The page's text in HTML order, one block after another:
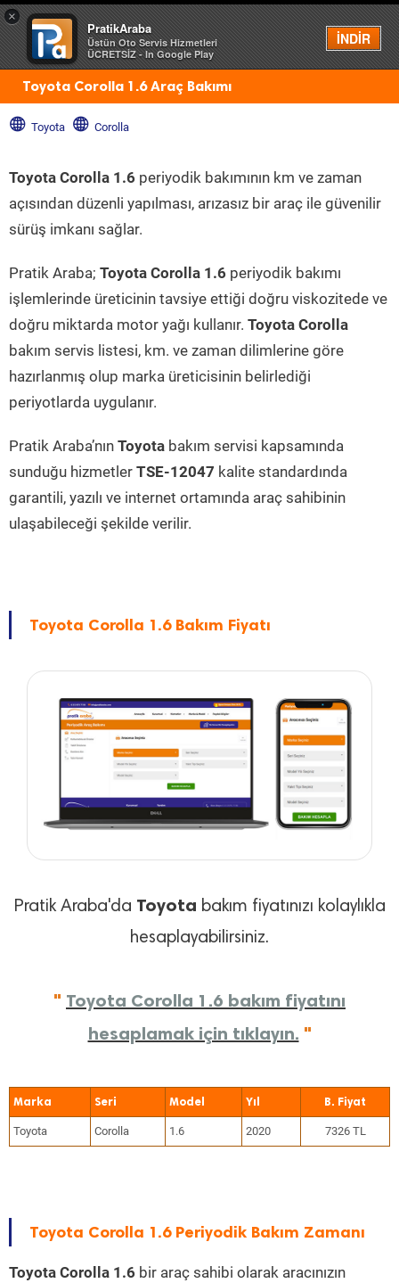
×
PratikAraba
Üstün Oto Servis Hizmetleri
ÜCRETSİZ - In Google Play
İNDİR
Menü
Toyota Corolla 1.6 Araç Bakımı
Toyota Corolla
Toyota Corolla 1.6 periyodik bakımının km ve zaman
açısından düzenli yapılması, arızasız bir araç ile güvenilir
sürüş imkanı sağlar.
Pratik Araba; Toyota Corolla 1.6 periyodik bakımı
işlemlerinde üreticinin tavsiye ettiği doğru viskozitede ve
doğru miktarda motor yağı kullanır. Toyota Corolla
bakım servis listesi, km. ve zaman dilimlerine göre
hazırlanmış olup marka üreticisinin belirlediği
periyotlarda uygulanır.
Pratik Araba’nın Toyota bakım servisi kapsamında
sunduğu hizmetler TSE-12047 kalite standardında
garantili, yazılı ve internet ortamında araç sahibinin
ulaşabileceği şekilde verilir.
Toyota Corolla 1.6 Bakım Fiyatı
Pratik Araba'da Toyota bakım fiyatınızı kolaylıkla
hesaplayabilirsiniz.
" Toyota Corolla 1.6 bakım fiyatını
hesaplamak için tıklayın. "
Marka Seri Model Yıl
Toyota Corolla 1.6 2020 7326 TL
Toyota Corolla 1.6 Periyodik Bakım Zamanı
Toyota Corolla 1.6 bir araç sahibi olarak aracınızın